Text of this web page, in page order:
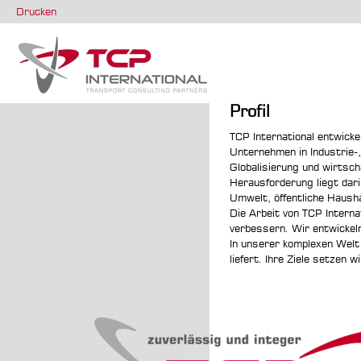
Drucken
Profil
TCP International
Unternehmen in
Globalisierung und
Herausforderung liegt
Umwelt, öffentliche
Die Arbeit von TCP
verbessern. Wir
In unserer komplexen
liefert. Ihre Ziele setzen